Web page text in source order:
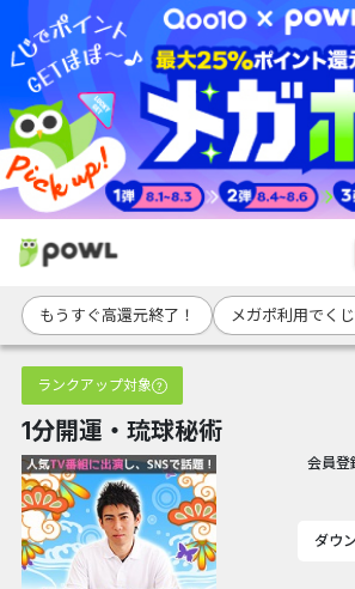
もうすぐ高還元終了！ メガポ利用でく
ランクアップ対象
1分開運・琉球秘術
会員登
ダウ